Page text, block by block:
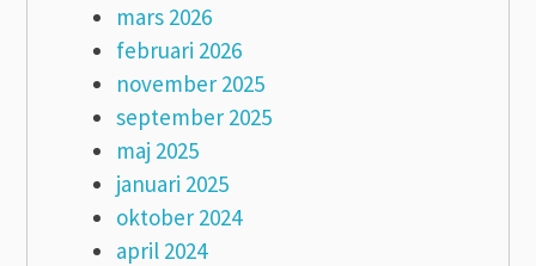
mars 2026
februari 2026
november 2025
september 2025
maj 2025
januari 2025
oktober 2024
april 2024